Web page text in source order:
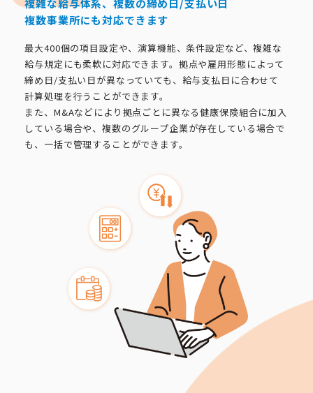
複雑な給与体系、複数の締め日/支払い日
複数事業所にも対応できます
最大400個の項目設定や、演算機能、条件設定など、複雑な
給与規定にも柔軟に対応できます。拠点や雇用形態によって
締め日/支払い日が異なっていても、給与支払日に合わせて
計算処理を行うことができます。
また、M&Aなどにより拠点ごとに異なる健康保険組合に加入
している場合や、複数のグループ企業が存在している場合で
も、一括で管理することができます。